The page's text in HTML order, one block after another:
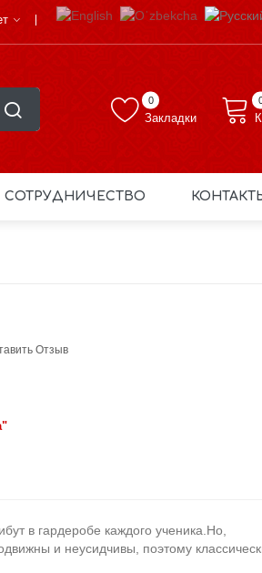
Закладки
0
СОТРУДНИЧЕСТВО
Отзыв
в гардеробе каждого ученика.Но,
и неусидчивы, поэтому